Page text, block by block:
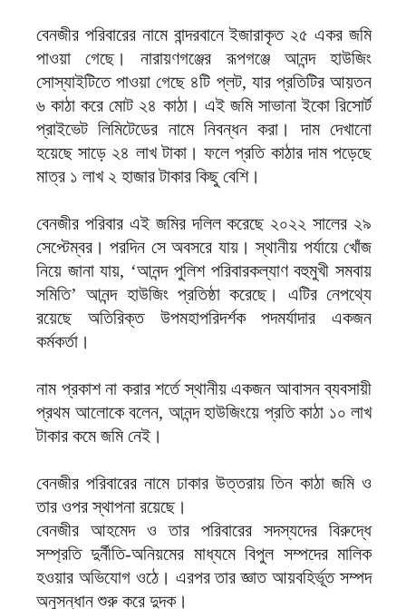
বেনজীর পরিবারের নামে বান্দরবানে ইজারাকৃত ২৫ একর জমি
পাওয়া গেছে। নারায়ণগঞ্জের রূপগঞ্জে আনন্দ হাউজিং
সোস্যাইটিতে পাওয়া গেছে ৪টি প্লট, যার প্রতিটির আয়তন
৬ কাঠা করে মোট ২৪ কাঠা। এই জমি সাভানা ইকো রিসোর্ট
প্রাইভেট লিমিটেডের নামে নিবন্ধন করা। দাম দেখানো
হয়েছে সাড়ে ২৪ লাখ টাকা। ফলে প্রতি কাঠার দাম পড়েছে
মাত্র ১ লাখ ২ হাজার টাকার কিছু বেশি।
বেনজীর পরিবার এই জমির দলিল করেছে ২০২২ সালের ২৯
সেপ্টেম্বর। পরদিন সে অবসরে যায়। স্থানীয় পর্যায়ে খোঁজ
নিয়ে জানা যায়, ‘আনন্দ পুলিশ পরিবারকল্যাণ বহুমুখী সমবায়
সমিতি’ আনন্দ হাউজিং প্রতিষ্ঠা করেছে। এটির নেপথ্যে
রয়েছে অতিরিক্ত উপমহাপরিদর্শক পদমর্যাদার একজন
কর্মকর্তা।
নাম প্রকাশ না করার শর্তে স্থানীয় একজন আবাসন ব্যবসায়ী
প্রথম আলোকে বলেন, আনন্দ হাউজিংয়ে প্রতি কাঠা ১০ লাখ
টাকার কমে জমি নেই।
বেনজীর পরিবারের নামে ঢাকার উত্তরায় তিন কাঠা জমি ও
তার ওপর স্থাপনা রয়েছে।
বেনজীর আহমেদ ও তার পরিবারের সদস্যদের বিরুদ্ধে
সম্প্রতি দুর্নীতি-অনিয়মের মাধ্যমে বিপুল সম্পদের মালিক
হওয়ার অভিযোগ ওঠে। এরপর তার জ্ঞাত আয়বহির্ভূত সম্পদ
অনুসন্ধান শুরু করে দুদক।